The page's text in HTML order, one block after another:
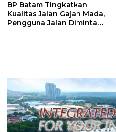
BP Batam Tingkatkan
Kualitas Jalan Gajah Mada,
Pengguna Jalan Diminta